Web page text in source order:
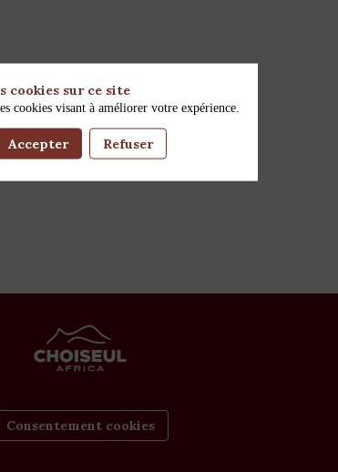
Consentement cookies
cookies sur ce site
cookies visant à améliorer votre expérience.
Accepter Refuser